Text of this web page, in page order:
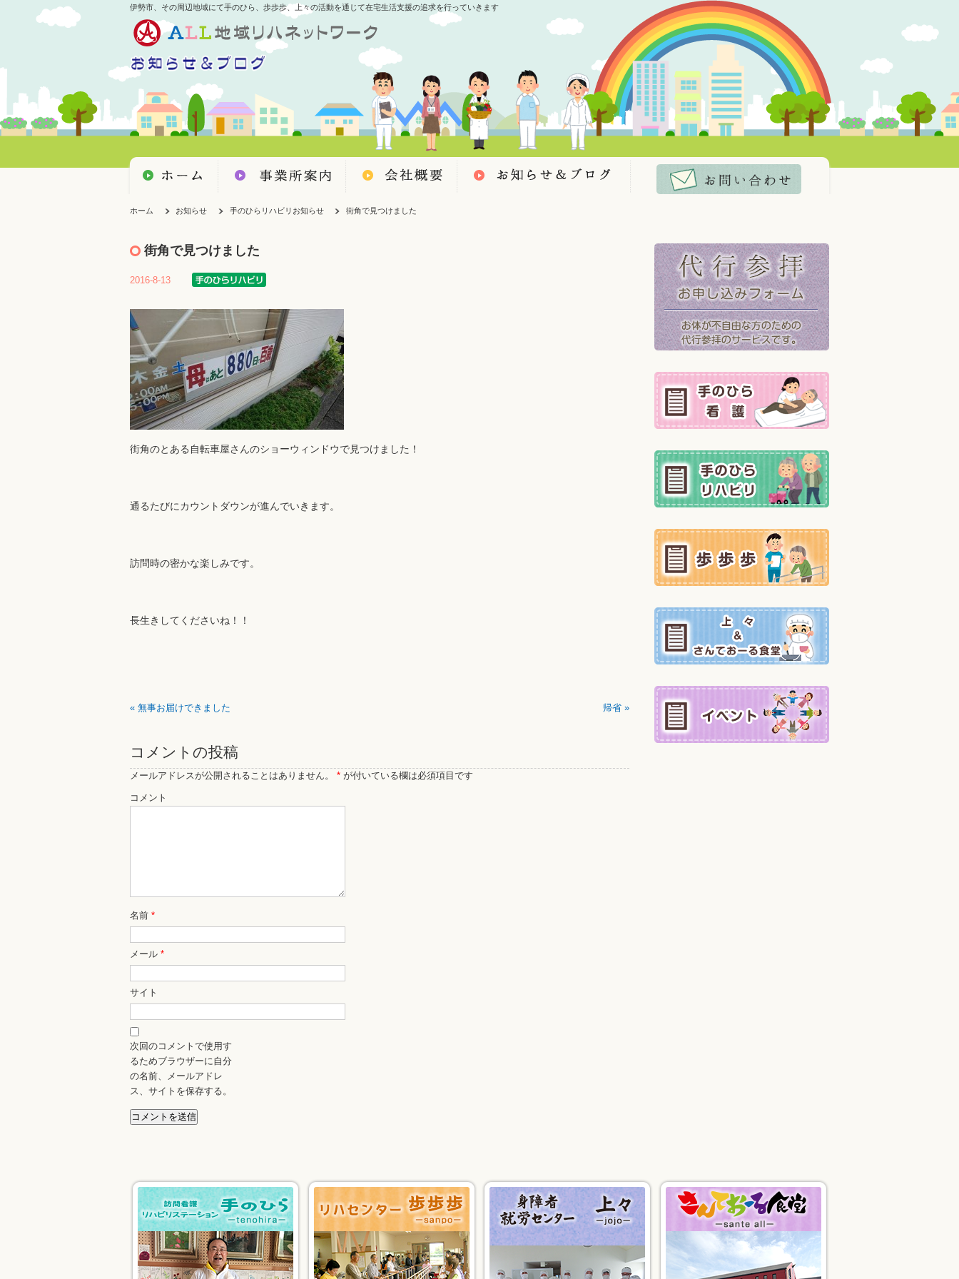
伊勢市、その周辺地域にて手のひら、歩歩歩、上々の活動を通じて在宅生活支援の追求を行っていきます
ホーム お知らせ 手のひらリハビリお知らせ 街角で見つけました
街角で見つけました
2016-8-13
街角のとある自転車屋さんのショーウィンドウで見つけました！
通るたびにカウントダウンが進んでいきます。
訪問時の密かな楽しみです。
長生きしてくださいね！！
« 無事お届けできました 帰省 »
コメントの投稿
メールアドレスが公開されることはありません。 * が付いている欄は必須項目です
コメント
名前 *
メール *
サイト
次回のコメントで使用す
るためブラウザーに自分
の名前、メールアドレ
ス、サイトを保存する。